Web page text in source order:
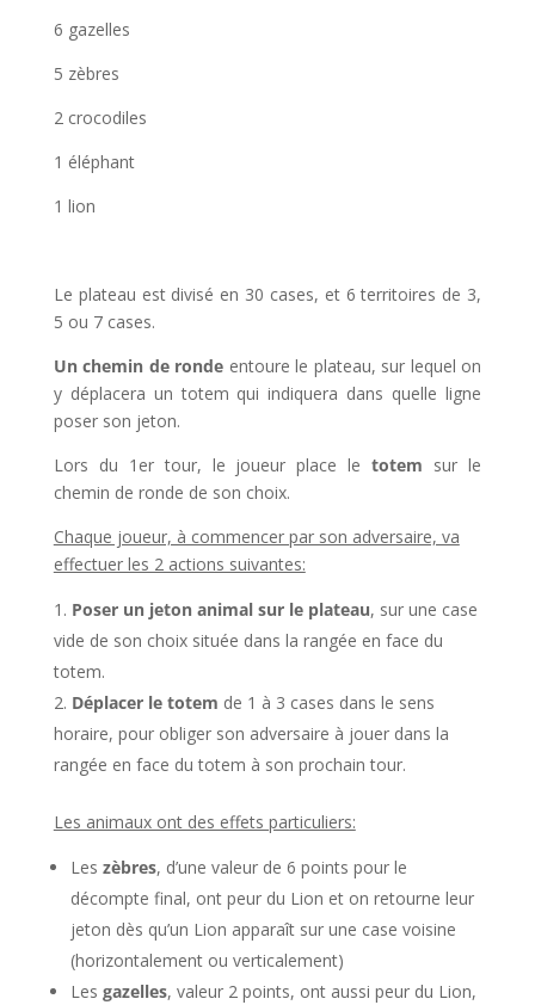
6 gazelles
5 zèbres
2 crocodiles
1 éléphant
1 lion
Le plateau est divisé en 30 cases, et 6 territoires de 3,
5 ou 7 cases.
Un chemin de ronde entoure le plateau, sur lequel on
y déplacera un totem qui indiquera dans quelle ligne
poser son jeton.
Lors du 1er tour, le joueur place letotem sur le
chemin de ronde de son choix.
Chaque joueur, à commencer par son adversaire, va
effectuer les 2 actions suivantes:
Poser un jeton animal sur le plateau, sur une case
vide de son choix située dans la rangée en face du
totem.
Déplacer le totem de 1 à 3 cases dans le sens
horaire, pour obliger son adversaire à jouer dans la
rangée en face du totem à son prochain tour.
Les animaux ont des effets particuliers:
Les zèbres, d’une valeur de 6 points pour le
décompte final, ont peur du Lion et on retourne leur
jeton dès qu’un Lion apparaît sur une case voisine
(horizontalement ou verticalement)
Les gazelles, valeur 2 points, ont aussi peur du Lion,